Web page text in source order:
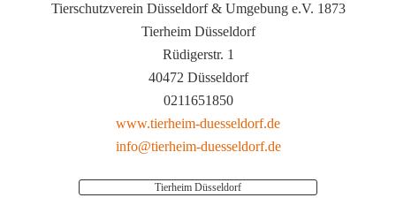
Tierschutzverein Düsseldorf & Umgebung e.V. 1873
Tierheim Düsseldorf
Rüdigerstr. 1
40472 Düsseldorf
0211651850
www.tierheim-duesseldorf.de
info@tierheim-duesseldorf.de
Tierheim Düsseldorf